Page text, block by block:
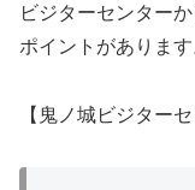
ビジターセンター
ポイントがあります
【鬼ノ城ビジターセ